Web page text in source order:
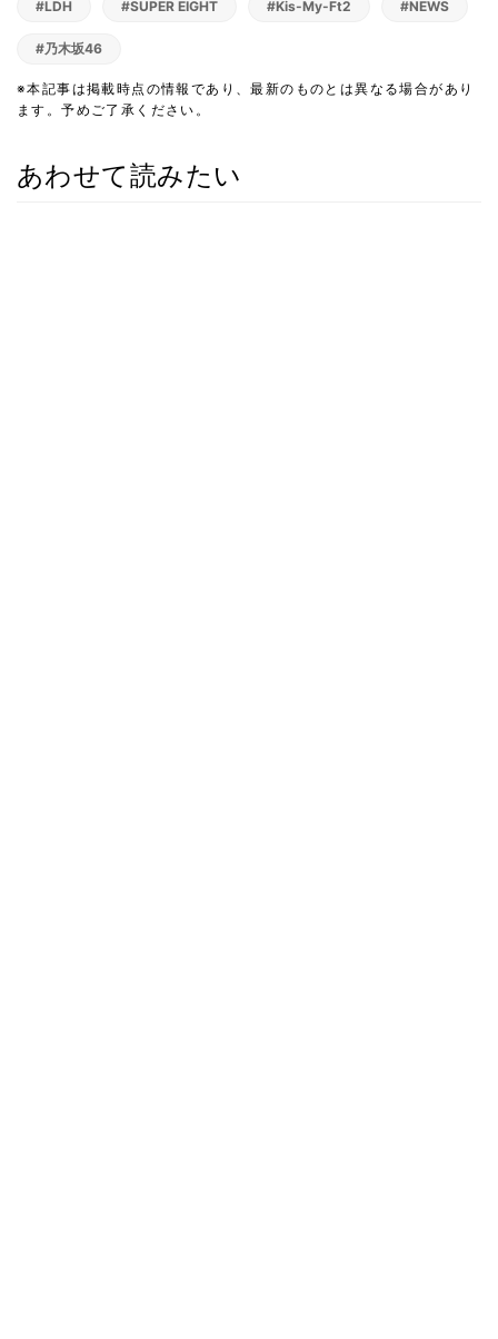
#LDH #SUPER EIGHT #Kis-My-Ft2 #NEWS
#乃木坂46
※本記事は掲載時点の情報であり、最新のものとは異なる場合があり
ます。予めご了承ください。
あわせて読みたい